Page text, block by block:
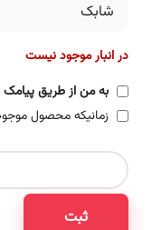
شابک
در انبار موجود نیست
به من از طریق پیامک
زمانیکه محصول
ثبت